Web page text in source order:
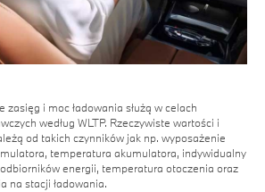
zasięg i moc ładowania służą w celach
według WLTP. Rzeczywiste wartości i
od takich czynników jak np. wyposażenie
temperatura akumulatora, indywidualny
energii, temperatura otoczenia oraz
na stacji ładowania.